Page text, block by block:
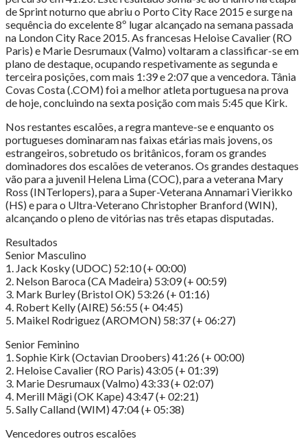
de Sprint noturno que abriu o Porto City Race 2015 e surge na
sequência do excelente 8º lugar alcançado na semana passada
na London City Race 2015. As francesas Heloise Cavalier (RO
Paris) e Marie Desrumaux (Valmo) voltaram a classificar-se em
plano de destaque, ocupando respetivamente as segunda e
terceira posições, com mais 1:39 e 2:07 que a vencedora. Tânia
Covas Costa (.COM) foi a melhor atleta portuguesa na prova
de hoje, concluindo na sexta posição com mais 5:45 que Kirk.
Nos restantes escalões, a regra manteve-se e enquanto os
portugueses dominaram nas faixas etárias mais jovens, os
estrangeiros, sobretudo os britânicos, foram os grandes
dominadores dos escalões de veteranos. Os grandes destaques
vão para a juvenil Helena Lima (COC), para a veterana Mary
Ross (INTerlopers), para a Super-Veterana Annamari Vierikko
(HS) e para o Ultra-Veterano Christopher Branford (WIN),
alcançando o pleno de vitórias nas três etapas disputadas.
Resultados
Senior Masculino
1. Jack Kosky (UDOC) 52:10 (+ 00:00)
2. Nelson Baroca (CA Madeira) 53:09 (+ 00:59)
3. Mark Burley (Bristol OK) 53:26 (+ 01:16)
4. Robert Kelly (AIRE) 56:55 (+ 04:45)
5. Maikel Rodriguez (AROMON) 58:37 (+ 06:27)
Senior Feminino
1. Sophie Kirk (Octavian Droobers) 41:26 (+ 00:00)
2. Heloise Cavalier (RO Paris) 43:05 (+ 01:39)
3. Marie Desrumaux (Valmo) 43:33 (+ 02:07)
4. Merill Mägi (OK Kape) 43:47 (+ 02:21)
5. Sally Calland (WIM) 47:04 (+ 05:38)
Vencedores outros escalões